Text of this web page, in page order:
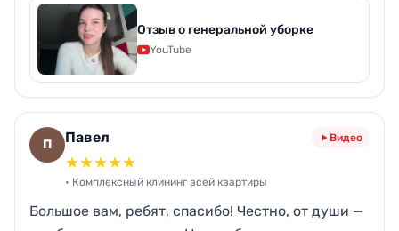
то потерю качества.
Но здесь осталась крайне довольна! Как
сервисом — никаких опозданий, всё чётко по
Спасибо вам ещё раз! 100% буду пользоваться
вашими услугами и порекомендую друзьям.
Отзыв о генеральной уборке
YouTube
П Павел
★★★★★
• Комплексный клининг всей квартиры
Видео
Большое вам, ребят, спасибо! Честно, от души —